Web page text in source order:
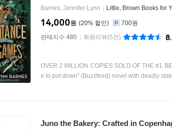
Barnes, Jennifer Lynn
Little, Brown Books for
20%
14,000원
700원
판매지수 480
회원리뷰(5건)
OVER 2 MILLION COPIES SOLD OF THE #1
e to put down" (Buzzfeed) novel with deadly
Juno the Bakery: Crafted in